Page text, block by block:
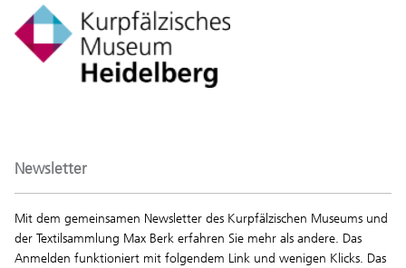
Newsletter
Mit dem gemeinsamen Newsletter des Kurpfälzischen Museums und
der Textilsammlung Max Berk erfahren Sie mehr als andere. Das
Anmelden funktioniert mit folgendem Link und wenigen Klicks. Das